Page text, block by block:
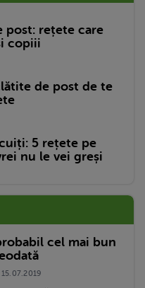
post: rețete care
copiii
de post de te
5 rețete pe
nu le vei greși
cel mai bun